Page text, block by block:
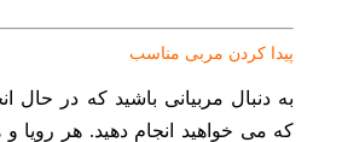
پیدا کردن مربی مناسب
به دنبال مربیانی باشید که در حال
که می خواهید انجام دهید. هر رویا و